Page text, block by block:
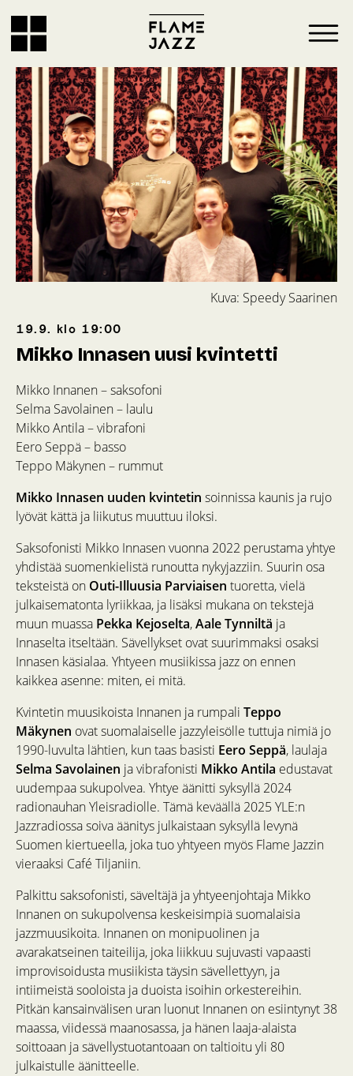
Kuva: Speedy Saarinen
19.9. klo 19:00
Mikko Innasen uusi kvintetti
Mikko Innanen – saksofoni
Selma Savolainen – laulu
Mikko Antila – vibrafoni
Eero Seppä – basso
Teppo Mäkynen – rummut
Mikko Innasen uuden kvintetin soinnissa kaunis ja rujo
lyövät kättä ja liikutus muuttuu iloksi.
Saksofonisti Mikko Innasen vuonna 2022 perustama yhtye
yhdistää suomenkielistä runoutta nykyjazziin. Suurin osa
teksteistä on Outi-Illuusia Parviaisen tuoretta, vielä
julkaisematonta lyriikkaa, ja lisäksi mukana on tekstejä
muun muassa Pekka Kejoselta,Aale Tynniltä ja
Innaselta itseltään. Sävellykset ovat suurimmaksi osaksi
Innasen käsialaa. Yhtyeen musiikissa jazz on ennen
kaikkea asenne: miten, ei mitä.
Kvintetin muusikoista Innanen ja rumpali Teppo
Mäkynen ovat suomalaiselle jazzyleisölle tuttuja nimiä jo
1990-luvulta lähtien, kun taas basisti Eero Seppä, laulaja
Selma Savolainen ja vibrafonisti Mikko Antila edustavat
uudempaa sukupolvea. Yhtye äänitti syksyllä 2024
radionauhan Yleisradiolle. Tämä keväällä 2025 YLE:n
Jazzradiossa soiva äänitys julkaistaan syksyllä levynä
Suomen kiertueella, joka tuo yhtyeen myös Flame Jazzin
vieraaksi Café Tiljaniin.
Palkittu saksofonisti, säveltäjä ja yhtyeenjohtaja Mikko
Innanen on sukupolvensa keskeisimpiä suomalaisia
jazzmuusikoita. Innanen on monipuolinen ja
avarakatseinen taiteilija, joka liikkuu sujuvasti vapaasti
improvisoidusta musiikista täysin sävellettyyn, ja
intiimeistä sooloista ja duoista isoihin orkestereihin.
Pitkän kansainvälisen uran luonut Innanen on esiintynyt 38
maassa, viidessä maanosassa, ja hänen laaja-alaista
soittoaan ja sävellystuotantoaan on taltioitu yli 80
julkaistulle äänitteelle.